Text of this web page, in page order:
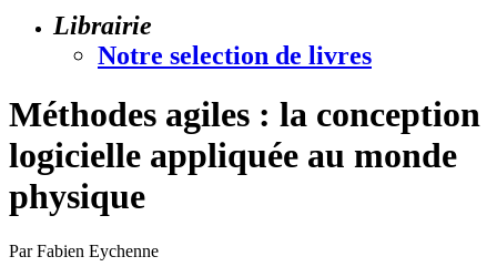
Librairie
Notre selection de livres
Méthodes agiles : la conception
logicielle appliquée au monde
physique
Par Fabien Eychenne